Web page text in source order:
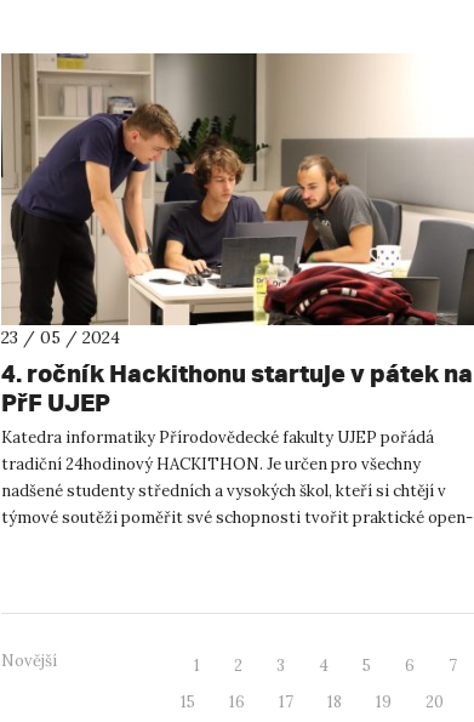
23 / 05 / 2024
4. ročník Hackithonu startuje v pátek na
PřF UJEP
Katedra informatiky Přírodovědecké fakulty UJEP pořádá
tradiční 24hodinový HACKITHON. Je určen pro všechny
nadšené studenty středních a vysokých škol, kteří si chtějí v
týmové soutěži poměřit své schopnosti tvořit praktické open-
Novější 1 2 3 4 5 6 7
15
16 17 18 19 20